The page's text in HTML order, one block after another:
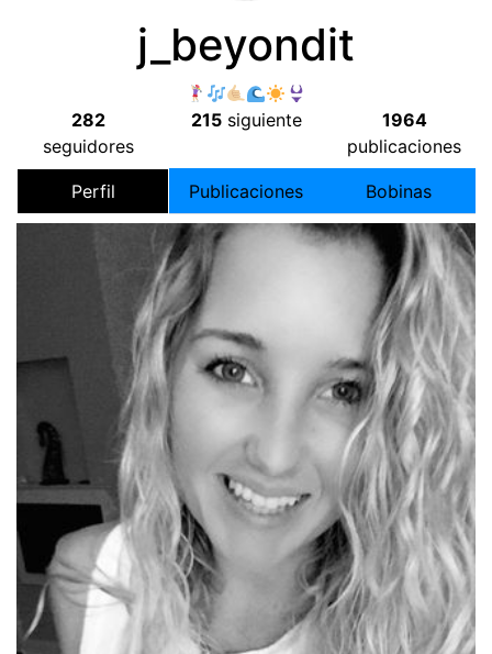
j_beyondit
282
seguidores
215siguiente
1964
publicaciones
Perfil Publicaciones Bobinas